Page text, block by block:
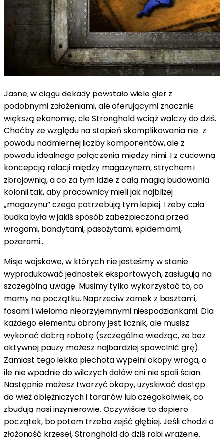
Jasne, w ciągu dekady powstało wiele gier z
podobnymi założeniami, ale oferującymi znacznie
większą ekonomię, ale Stronghold wciąż walczy do dziś.
Choćby ze względu na stopień skomplikowania nie z
powodu nadmiernej liczby komponentów, ale z
powodu idealnego połączenia między nimi. I z cudowną
koncepcją relacji między magazynem, strychem i
zbrojownią, a co za tym idzie z całą magią budowania
kolonii tak, aby pracownicy mieli jak najbliżej
„magazynu” czego potrzebują tym lepiej. I żeby cała
budka była w jakiś sposób zabezpieczona przed
wrogami, bandytami, pasożytami, epidemiami,
pożarami...
Misje wojskowe, w których nie jesteśmy w stanie
wyprodukować jednostek eksportowych, zasługują na
szczególną uwagę. Musimy tylko wykorzystać to, co
mamy na początku. Naprzeciw zamek z basztami,
fosami i wieloma nieprzyjemnymi niespodziankami. Dla
każdego elementu obrony jest licznik, ale musisz
wykonać dobrą robotę (szczególnie wiedząc, że bez
aktywnej pauzy możesz najbardziej spowolnić grę).
Zamiast tego lekka piechota wypełni okopy wroga, o
ile nie wpadnie do wilczych dołów ani nie spali ścian.
Następnie możesz tworzyć okopy, uzyskiwać dostęp
do wież oblężniczych i taranów lub czegokolwiek, co
zbudują nasi inżynierowie. Oczywiście to dopiero
początek, bo potem trzeba zejść głębiej. Jeśli chodzi o
złożoność krzeseł, Stronghold do dziś robi wrażenie.